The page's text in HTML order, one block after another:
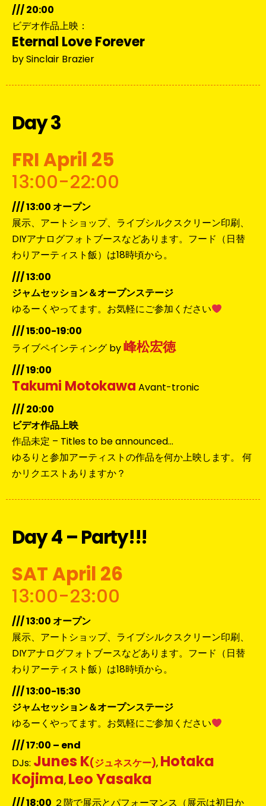
/// 20:00
ビデオ作品上映：
Eternal Love Forever
by Sinclair Brazier
Day 3
FRI April 25
13:00-22:00
/// 13:00 オープン
展示、アートショップ、ライブシルクスクリーン印刷、
DIYアナログフォトブースなどあります。フード（日替
わりアーティスト飯）は18時頃から。
/// 13:00
ジャムセッション＆オープンステージ
ゆるーくやってます。お気軽にご参加ください
/// 15:00-19:00
ライブペインティング by峰松宏徳
/// 19:00
Takumi Motokawa Avant-tronic
/// 20:00
ビデオ作品上映
作品未定 – Titles to be announced…
ゆるりと参加アーティストの作品を何か上映します。 何
かリクエストありますか？
Day 4 – Party!!!
SAT April 26
13:00-23:00
/// 13:00 オープン
展示、アートショップ、ライブシルクスクリーン印刷、
DIYアナログフォトブースなどあります。フード（日替
わりアーティスト飯）は18時頃から。
/// 13:00-15:30
ジャムセッション＆オープンステージ
ゆるーくやってます。お気軽にご参加ください
/// 17:00 – end
DJs: Junes K(ジュネスケー), Hotaka
Kojima, Leo Yasaka
/// 18:00 ２階で展示とパフォーマンス（展示は初日か